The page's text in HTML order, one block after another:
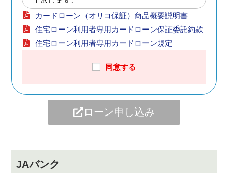
私（申込人）は、以下の「個人情報の収
集・保有・利用・提供に関する同意書」の
条項を確認・同意のうえ、上記農業協同組
社オリエントコーポレーションを保証委託
す。
私は、本申込内容に相違・変化が生じた場
合等には、事前審査の回答によらず融資が
す。
私は、事前審査を申し込む場合、上記記載
カードローン（オリコ保証）商品概要説明書
住宅ローン利用者専用カードローン保証委託約款
住宅ローン利用者専用カードローン規定
同意する
ローン申し込み
JAバンク